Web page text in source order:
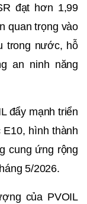
đạt hơn 1,99
quan trọng vào
trong nước, hỗ
an ninh năng
đẩy mạnh triển
E10, hình thành
cung ứng rộng
5/2026.
của PVOIL